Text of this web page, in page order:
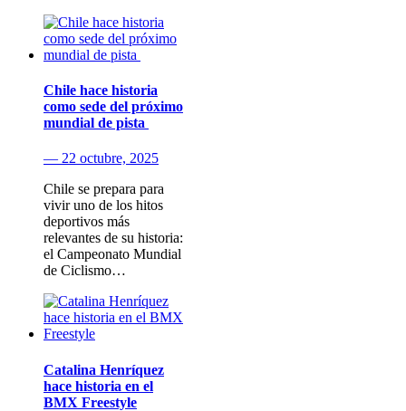
Chile hace historia
como sede del próximo
mundial de pista
— 22 octubre, 2025
Chile se prepara para
vivir uno de los hitos
deportivos más
relevantes de su historia:
el Campeonato Mundial
de Ciclismo…
Catalina Henríquez
hace historia en el
BMX Freestyle